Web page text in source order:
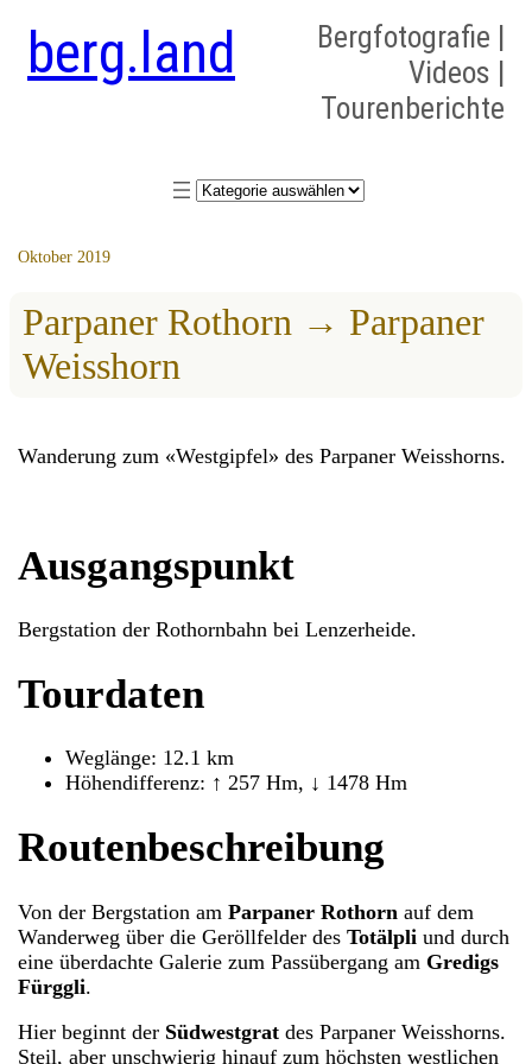
berg.land
Bergfotografie |
Videos |
Tourenberichte
Kategorien
Oktober 2019
Parpaner Rothorn → Parpaner
Weisshorn
Wanderung zum «Westgipfel» des Parpaner Weisshorns.
Ausgangspunkt
Bergstation der Rothornbahn bei Lenzerheide.
Tourdaten
Weglänge: 12.1 km
Höhendifferenz: ↑ 257 Hm, ↓ 1478 Hm
Routenbeschreibung
Von der Bergstation amParpaner Rothorn auf dem
Wanderweg über die Geröllfelder desTotälpli und durch
eine überdachte Galerie zum Passübergang am Gredigs
Fürggli.
Hier beginnt der Südwestgrat des Parpaner Weisshorns.
Steil, aber unschwierig hinauf zum höchsten westlichen